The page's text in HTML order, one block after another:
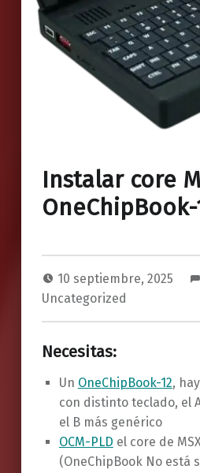
Instalar core
OneChipBook-
10 septiembre, 2025
Uncategorized
Necesitas:
Un OneChipBook-12,
con distinto teclado, el
el B más genérico
OCM-PLD el core de
(OneChipBook No está